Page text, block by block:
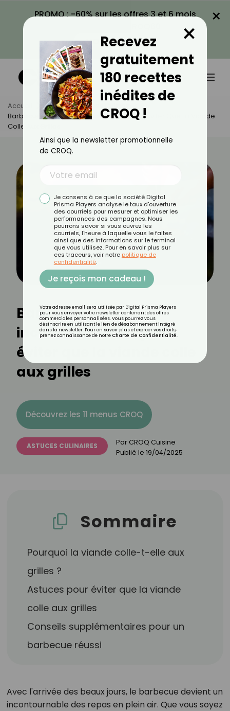
PROMO : -60% sur les offres 3 et 6 mois
VOIR LA PROMO
×
Accueil Actus
Astuces Culinaires
Barbecue : Astuces Incontournables Pour Éviter Que La Viande
Colle Aux Grilles
Barbecue : astuces
incontournables pour
éviter que la viande colle
aux grilles
Découvrez les 11 menus CROQ
ASTUCES CULINAIRES Par CROQ Cuisine
Publié le 19/04/2025
Sommaire
Pourquoi la viande colle-t-elle aux
grilles ?
Astuces pour éviter que la viande
colle aux grilles
Conseils supplémentaires pour un
barbecue réussi
Avec l'arrivée des beaux jours, le barbecue devient un
incontournable des repas en plein air. Que vous soyez
Recevez
gratuitement
180 recettes
inédites de
CROQ !
×
Ainsi que la newsletter promotionnelle
de CROQ.
Je consens à ce que la société Digital
Prisma Players analyse le taux d'ouverture
des courriels pour mesurer et optimiser les
performances des campagnes. Nous
pourrons savoir si vous ouvrez les
courriels, l'heure à laquelle vous le faites
ainsi que des informations sur le terminal
que vous utilisez. Pour en savoir plus sur
ces traceurs, voir notre politique de
confidentialité.
Je reçois mon cadeau !
Votre adresse email sera utilisée par Digital Prisma Players
pour vous envoyer votre newsletter contenant des offres
commerciales personnalisées. Vous pourrez vous
désinscrire en utilisant le lien de désabonnement intégré
dans la newsletter. Pour en savoir plus et exercer vos droits,
prenez connaissance de notre Charte de Confidentialité.